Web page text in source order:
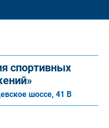
спортивных
шоссе, 41 В